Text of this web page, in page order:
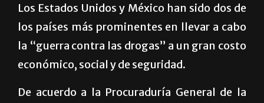
Los Estados Unidos y México han sido dos de
los países más prominentes en llevar a cabo
la “guerra contra las drogas” a un gran costo
económico, social y de seguridad.
De acuerdo a la Procuraduría General de la